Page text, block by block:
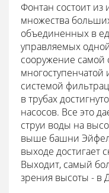
Фонтан состоит из
множества
объединенных в
управляемых
сооружение
системой
в трубах
насосов. Все это
струи воды на
выше башни
выходе достигает
Выходит, самый
зрения высоты - в